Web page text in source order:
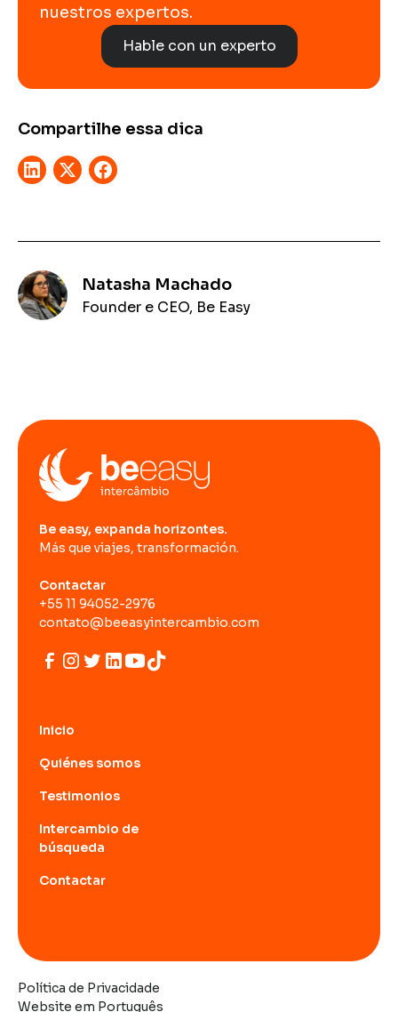
nuestros expertos.
Hable con un experto
Compartilhe essa dica
Natasha Machado
Founder e CEO, Be Easy
Be easy, expanda horizontes.
Más que viajes, transformación.
Contactar
+55 11 94052-2976
contato@beeasyintercambio.com
Inicio
Quiénes somos
Testimonios
Intercambio de
búsqueda
Contactar
Website em Português
Política de Privacidade